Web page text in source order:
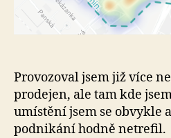
Provozoval jsem již více
prodejen, ale tam kde
umístění jsem se obvykle
podnikání hodně netrefil.